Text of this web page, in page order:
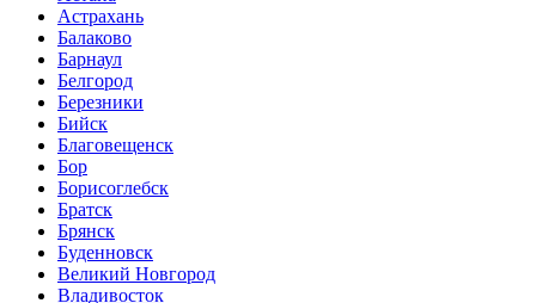
Астрахань
Балаково
Барнаул
Белгород
Березники
Бийск
Благовещенск
Бор
Борисоглебск
Братск
Брянск
Буденновск
Великий Новгород
Владивосток